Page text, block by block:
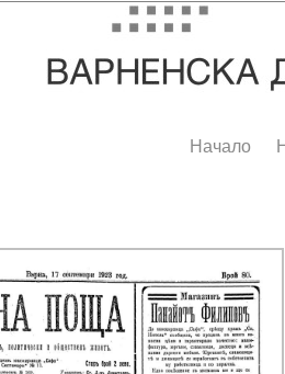
Начало